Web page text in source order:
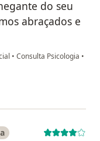
do seu
abraçados e
• Consulta Psicologia •